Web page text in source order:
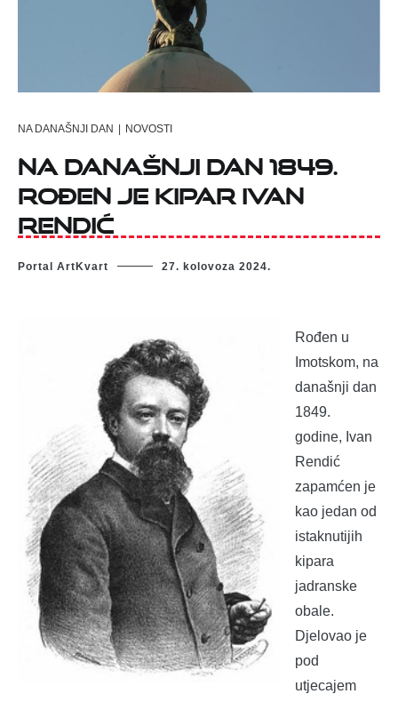
NA DANAŠNJI DAN | NOVOSTI
Na današnji dan 1849.
rođen je kipar Ivan
Rendić
Portal ArtKvart 27. kolovoza 2024.
Rođen u
Imotskom, na
današnji dan
1849.
godine, Ivan
Rendić
zapamćen je
kao jedan od
istaknutijih
kipara
jadranske
obale.
Djelovao je
pod
utjecajem